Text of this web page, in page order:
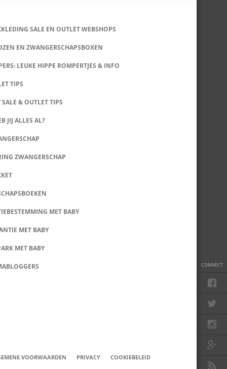
CONNECT
SALE EN OUTLET WEBSHOPS
EN ZWANGERSCHAPSBOXEN
LEUKE HIPPE ROMPERTJES & INFO
TIPS
SALE & OUTLET TIPS
JIJ ALLES AL?
ZWANGERSCHAP
MET BABY
MET BABY
MET BABY
VOORWAARDEN PRIVACY COOKIEBELEID